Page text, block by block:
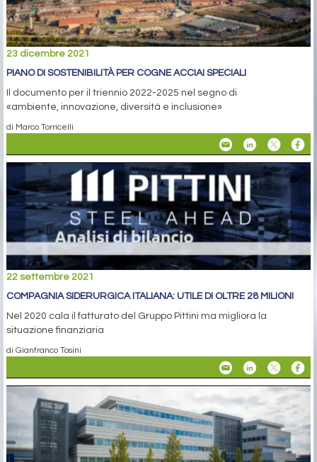
23 dicembre 2021
PIANO DI SOSTENIBILITÀ PER COGNE ACCIAI SPECIALI
Il documento per il triennio 2022-2025 nel segno di
«ambiente, innovazione, diversità e inclusione»
di Marco Torricelli
22 settembre 2021
COMPAGNIA SIDERURGICA ITALIANA: UTILE DI OLTRE 28 MILIONI
Nel 2020 cala il fatturato del Gruppo Pittini ma migliora la
situazione finanziaria
di Gianfranco Tosini